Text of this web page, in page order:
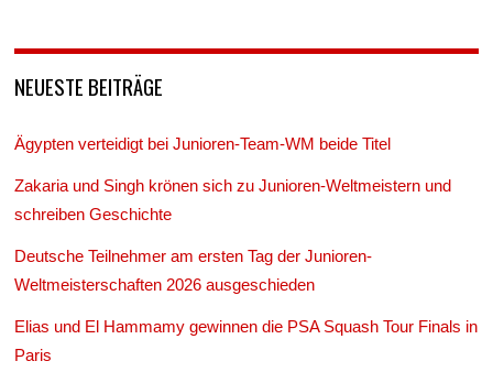
NEUESTE BEITRÄGE
Ägypten verteidigt bei Junioren-Team-WM beide Titel
Zakaria und Singh krönen sich zu Junioren-Weltmeistern und
schreiben Geschichte
Deutsche Teilnehmer am ersten Tag der Junioren-
Weltmeisterschaften 2026 ausgeschieden
Elias und El Hammamy gewinnen die PSA Squash Tour Finals in
Paris